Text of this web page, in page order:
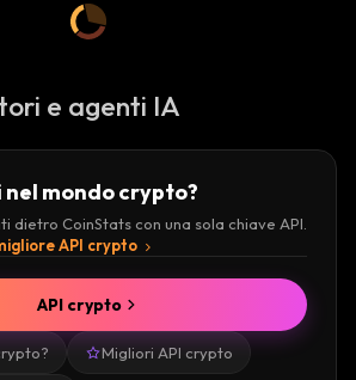
e agenti IA
nel mondo crypto?
dietro CoinStats con una sola chiave API.
API crypto
Migliori API crypto
API crypto